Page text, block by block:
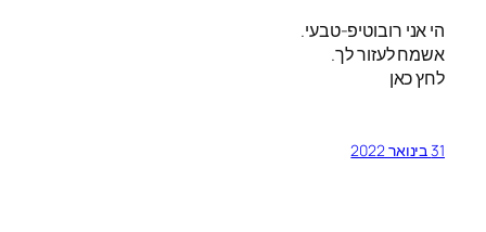
הי אני רובוטיפ-טבעי.
אשמח לעזור לך.
לחץ כאן
31 בינואר 2022